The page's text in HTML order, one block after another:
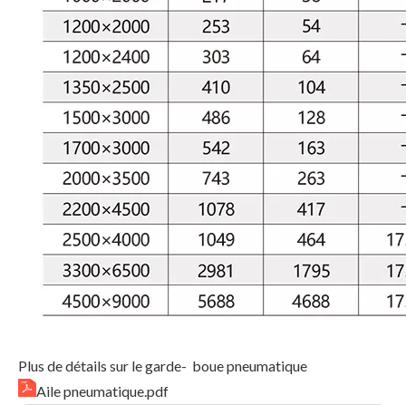
Plus de détails sur le garde- boue pneumatique
Aile pneumatique.pdf